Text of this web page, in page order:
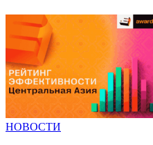
НОВОСТИ